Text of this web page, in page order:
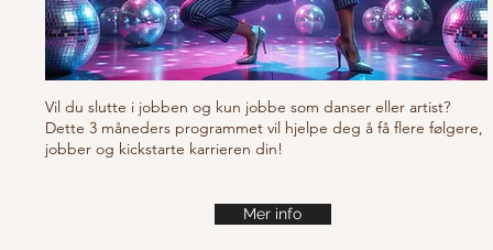
Vil du slutte i jobben og kun jobbe som danser eller artist?
Dette 3 måneders programmet vil hjelpe deg å få flere følgere,
jobber og kickstarte karrieren din!
Mer info